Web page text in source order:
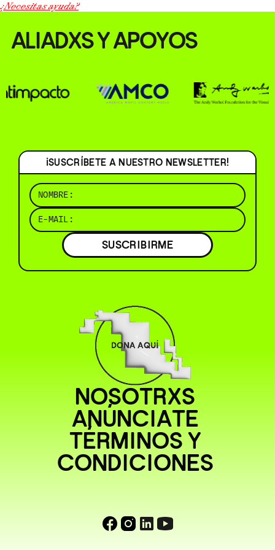
¿Necesitas ayuda?
ALIADXS Y APOYOS
¡SUSCRÍBETE A NUESTRO NEWSLETTER!
SUSCRIBIRME
NOSOTRXS
ANÚNCIATE
TÉRMINOS Y
CONDICIONES